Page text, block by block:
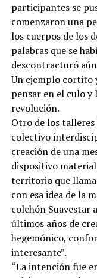
participantes se
comenzaron una
los cuerpos de los
palabras que se
descontracturó
Un ejemplo cortito
pensar en el culo y
revolución.
Otro de los
colectivo
creación de una
dispositivo
territorio que
con esa idea de la
colchón Suavestar
últimos años de
hegemónico,
interesante”.
“La intención fue